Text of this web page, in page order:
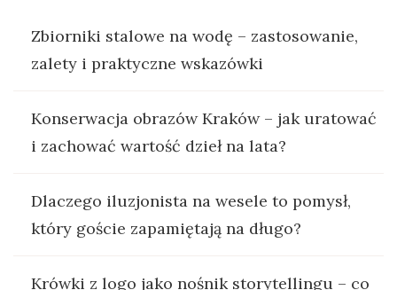
Zbiorniki stalowe na wodę – zastosowanie,
zalety i praktyczne wskazówki
Konserwacja obrazów Kraków – jak uratować
i zachować wartość dzieł na lata?
Dlaczego iluzjonista na wesele to pomysł,
który goście zapamiętają na długo?
Krówki z logo jako nośnik storytellingu – co